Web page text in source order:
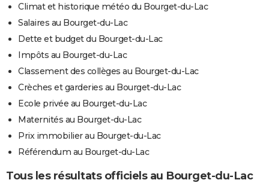
Climat et historique météo du Bourget-du-Lac
Salaires au Bourget-du-Lac
Dette et budget du Bourget-du-Lac
Impôts au Bourget-du-Lac
Classement des collèges au Bourget-du-Lac
Crèches et garderies au Bourget-du-Lac
Ecole privée au Bourget-du-Lac
Maternités au Bourget-du-Lac
Prix immobilier au Bourget-du-Lac
Référendum au Bourget-du-Lac
Tous les résultats officiels au Bourget-du-Lac